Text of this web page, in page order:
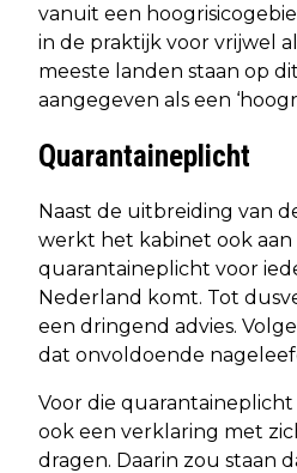
vanuit een
in de praktijk voor vrijwel
meeste landen staan op
aangegeven als een
Quarantaineplicht
Naast de uitbreiding van
werkt het kabinet ook aan
quarantaineplicht voor
Nederland komt. Tot
een dringend advies.
dat onvoldoende
Voor die
ook een verklaring met
dragen. Daarin zou staan